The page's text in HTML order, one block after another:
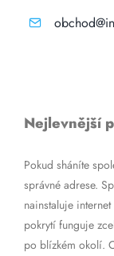
Nejlevnější
Pokud sháníte
správné adrese.
nainstaluje
pokrytí funguje
po blízkém okolí.